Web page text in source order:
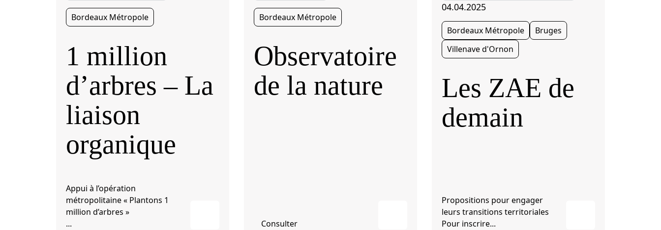
Bordeaux Métropole
1 million
d’arbres – La
liaison
organique
Appui à l’opération
métropolitaine « Plantons 1
million d’arbres »
...
Bordeaux Métropole
Observatoire
de la nature
Consulter
04.04.2025
Bordeaux Métropole
Bruges
Villenave d'Ornon
Les ZAE de
demain
Propositions pour engager
leurs transitions territoriales
Pour inscrire...